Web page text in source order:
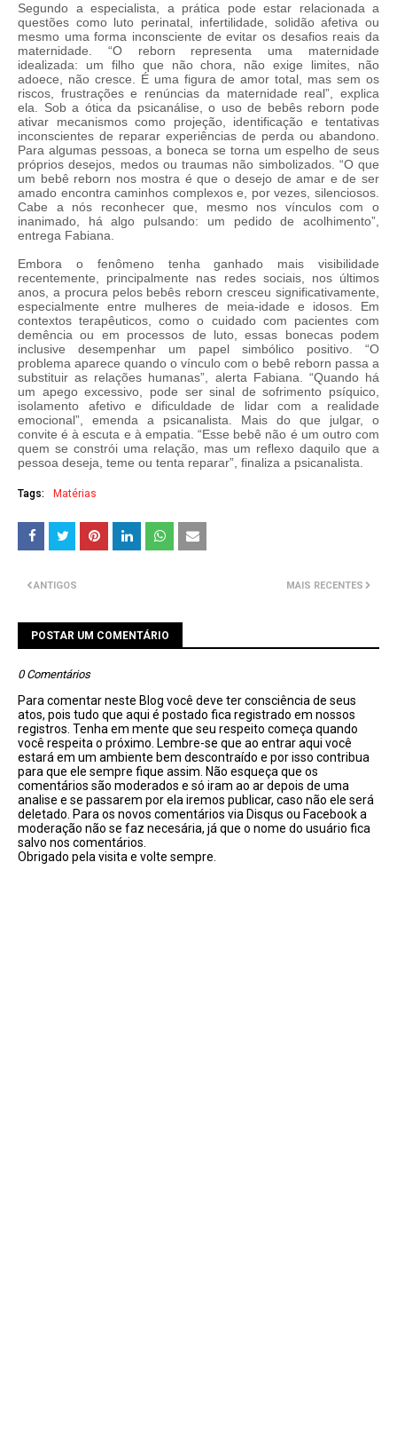
Segundo a especialista, a prática pode estar relacionada a
questões como luto perinatal, infertilidade, solidão afetiva ou
mesmo uma forma inconsciente de evitar os desafios reais da
maternidade. “O reborn representa uma maternidade
idealizada: um filho que não chora, não exige limites, não
adoece, não cresce. É uma figura de amor total, mas sem os
riscos, frustrações e renúncias da maternidade real”, explica
ela. Sob a ótica da psicanálise, o uso de bebês reborn pode
ativar mecanismos como projeção, identificação e tentativas
inconscientes de reparar experiências de perda ou abandono.
Para algumas pessoas, a boneca se torna um espelho de seus
próprios desejos, medos ou traumas não simbolizados. “O que
um bebê reborn nos mostra é que o desejo de amar e de ser
amado encontra caminhos complexos e, por vezes, silenciosos.
Cabe a nós reconhecer que, mesmo nos vínculos com o
inanimado, há algo pulsando: um pedido de acolhimento”,
entrega Fabiana.
Embora o fenômeno tenha ganhado mais visibilidade
recentemente, principalmente nas redes sociais, nos últimos
anos, a procura pelos bebês reborn cresceu significativamente,
especialmente entre mulheres de meia-idade e idosos. Em
contextos terapêuticos, como o cuidado com pacientes com
demência ou em processos de luto, essas bonecas podem
inclusive desempenhar um papel simbólico positivo. “O
problema aparece quando o vínculo com o bebê reborn passa a
substituir as relações humanas”, alerta Fabiana. “Quando há
um apego excessivo, pode ser sinal de sofrimento psíquico,
isolamento afetivo e dificuldade de lidar com a realidade
emocional”, emenda a psicanalista. Mais do que julgar, o
convite é à escuta e à empatia. “Esse bebê não é um outro com
quem se constrói uma relação, mas um reflexo daquilo que a
pessoa deseja, teme ou tenta reparar”, finaliza a psicanalista.
Tags: Matérias
MAIS RECENTES
ANTIGOS
POSTAR UM COMENTÁRIO
0 Comentários
Para comentar neste Blog você deve ter consciência de seus
atos, pois tudo que aqui é postado fica registrado em nossos
registros. Tenha em mente que seu respeito começa quando
você respeita o próximo. Lembre-se que ao entrar aqui você
estará em um ambiente bem descontraído e por isso contribua
para que ele sempre fique assim. Não esqueça que os
comentários são moderados e só iram ao ar depois de uma
analise e se passarem por ela iremos publicar, caso não ele será
deletado. Para os novos comentários via Disqus ou Facebook a
moderação não se faz necesária, já que o nome do usuário fica
salvo nos comentários.
Obrigado pela visita e volte sempre.